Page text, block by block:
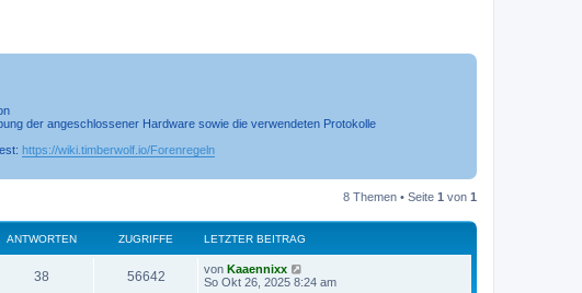
der angeschlossener Hardware sowie die verwendeten Protokolle
https://wiki.timberwolf.io/Forenregeln
8 Themen • Seite 1 von 1
ANTWORTEN ZUGRIFFE LETZTER BEITRAG
38 56642 von Kaaennixx
So Okt 26, 2025 8:24 am